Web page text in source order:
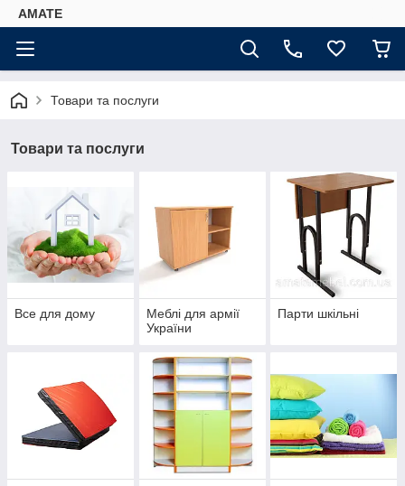
AMATE
Товари та послуги
Товари та послуги
Все для дому
Меблі для армії
України
Парти шкільні